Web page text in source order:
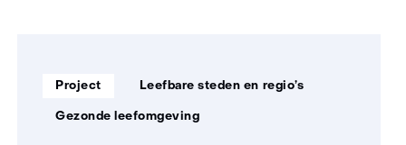
(Zo
Soort
Project
Thema: Leefbare steden en regio’s
Gezonde leefomgeving